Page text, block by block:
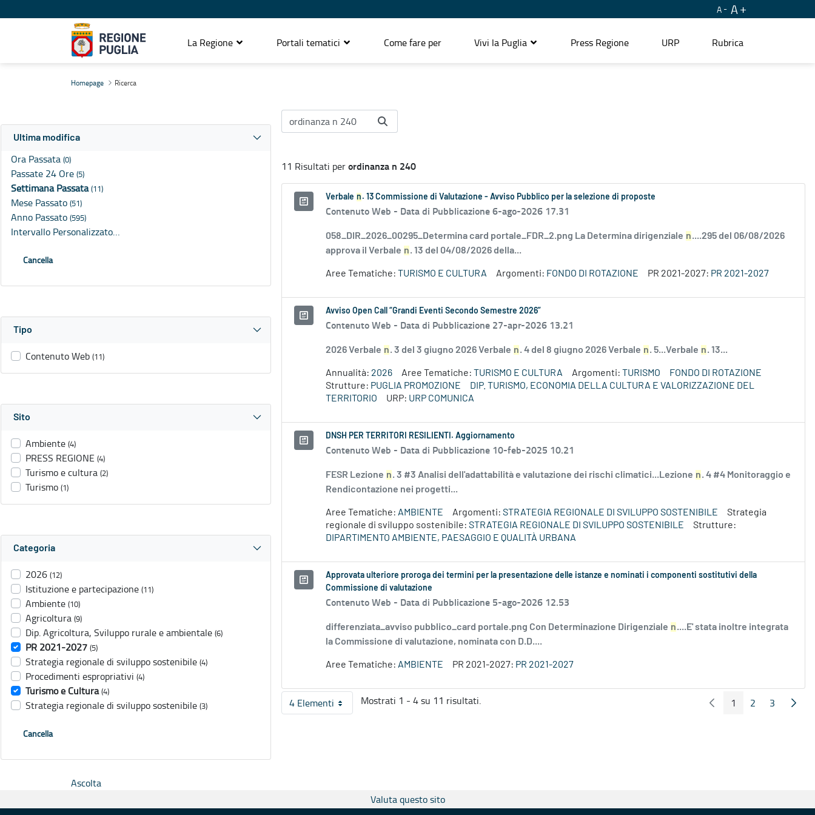
A A
La Regione Portali tematici Come fare per Vivi la Puglia Press Regione URP Rubrica
Homepage Ricerca
Ultima modifica
Ora Passata (0)
Passate 24 Ore (5)
Settimana Passata(11)
Mese Passato (51)
Anno Passato (595)
Intervallo Personalizzato…
Cancella
Tipo
Contenuto Web (11)
Sito
Ambiente (4)
PRESS REGIONE (4)
Turismo e cultura (2)
Turismo (1)
Categoria
2026 (12)
Istituzione e partecipazione (11)
Ambiente (10)
Agricoltura (9)
Dip. Agricoltura, Sviluppo rurale e ambientale (6)
PR 2021-2027 (5)
Strategia regionale di sviluppo sostenibile (4)
Procedimenti espropriativi (4)
Turismo e Cultura (4)
Strategia regionale di sviluppo sostenibile (3)
Cancella
11 Risultati perordinanza n 240
Verbale n . 13 Commissione di Valutazione - Avviso Pubblico per la selezione di proposte
Contenuto Web - Data di Pubblicazione 6-ago-2026 17.31
058_DIR_2026_00295_Determina card portale_FDR_2.png La Determina dirigenziale n....295 del 06/08/2026
approva il Verbale n. 13 del 04/08/2026 della...
Aree Tematiche: TURISMO E CULTURA Argomenti: FONDO DI ROTAZIONE PR 2021-2027: PR 2021-2027
Avviso Open Call “Grandi Eventi Secondo Semestre 2026”
Contenuto Web - Data di Pubblicazione 27-apr-2026 13.21
2026 Verbale n. 3 del 3 giugno 2026 Verbale n. 4 del 8 giugno 2026 Verbale n. 5...Verbale n. 13...
Annualità: 2026 Aree Tematiche: TURISMO E CULTURA Argomenti: TURISMO
FONDO DI ROTAZIONE
Strutture: PUGLIA PROMOZIONE
DIP. TURISMO, ECONOMIA DELLA CULTURA E VALORIZZAZIONE DEL
TERRITORIO
URP: URP COMUNICA
DNSH PER TERRITORI RESILIENTI. Aggiornamento
Contenuto Web - Data di Pubblicazione 10-feb-2025 10.21
FESR Lezione n. 3 #3 Analisi dell'adattabilità e valutazione dei rischi climatici...Lezione n. 4 #4 Monitoraggio e
Rendicontazione nei progetti...
Aree Tematiche: AMBIENTE Argomenti: STRATEGIA REGIONALE DI SVILUPPO SOSTENIBILE
Strategia
regionale di sviluppo sostenibile: STRATEGIA REGIONALE DI SVILUPPO SOSTENIBILE
Strutture:
DIPARTIMENTO AMBIENTE, PAESAGGIO E QUALITÀ URBANA
Approvata ulteriore proroga dei termini per la presentazione delle istanze e nominati i componenti sostitutivi della
Commissione di valutazione
Contenuto Web - Data di Pubblicazione 5-ago-2026 12.53
differenziata_avviso pubblico_card portale.png Con Determinazione Dirigenziale n....E' stata inoltre integrata
la Commissione di valutazione, nominata con D.D....
Aree Tematiche: AMBIENTE PR 2021-2027: PR 2021-2027
4 ElementiPer pagina
Mostrati 1 - 4 su 11 risultati. Pagina Precedente
Pagina
1 Pagina
2 Pagina
3
Ascolta
Valuta questo sito